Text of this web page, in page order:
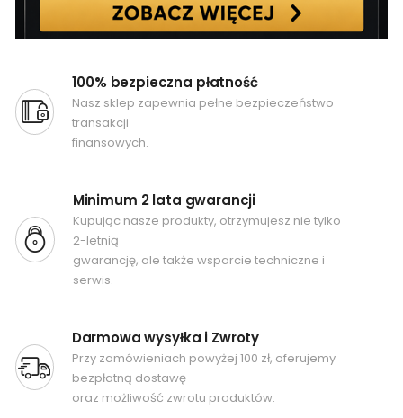
100% bezpieczna płatność
Nasz sklep zapewnia pełne bezpieczeństwo
transakcji
finansowych.
Minimum 2 lata gwarancji
Kupując nasze produkty, otrzymujesz nie tylko
2-letnią
gwarancję, ale także wsparcie techniczne i
serwis.
Darmowa wysyłka i Zwroty
Przy zamówieniach powyżej 100 zł, oferujemy
bezpłatną dostawę
oraz możliwość zwrotu produktów.